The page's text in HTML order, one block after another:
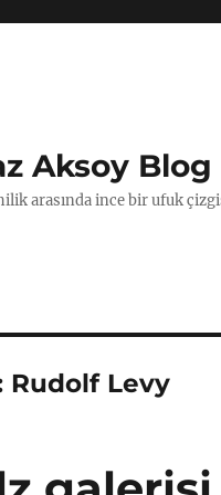
Aksoy Blog
arasında ince bir ufuk
Rudolf Levy